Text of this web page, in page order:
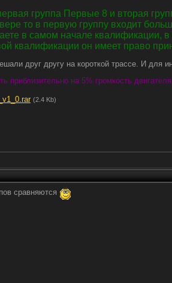
группа Первые 8 и вторая
то в первую группу входит
в самом начале квалификации, в
квалификации он имеет право
друг другу на короткой трассе. И для
приблизительно на 5% громкость
(2.4 Kb)
сравняются